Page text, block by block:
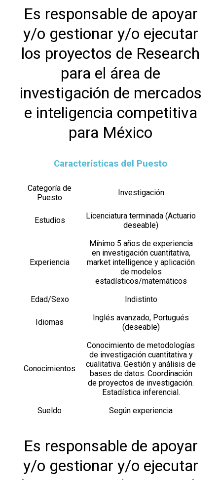
Es responsable de apoyar
y/o gestionar y/o ejecutar
los proyectos de Research
para el área de
investigación de mercados
e inteligencia competitiva
para México
Características del Puesto
Categoría de
Puesto
Investigación
Estudios
Licenciatura terminada (Actuario
deseable)
Experiencia
Mínimo 5 años de experiencia
en investigación cuantitativa,
market intelligence y aplicación
de modelos
estadísticos/matemáticos
Edad/Sexo
Indistinto
Idiomas
Inglés avanzado, Portugués
(deseable)
Conocimientos
Conocimiento de metodologías
de investigación cuantitativa y
cualitativa. Gestión y análisis de
bases de datos. Coordinación
de proyectos de investigación.
Estadística inferencial.
Sueldo
Según experiencia
Es responsable de apoyar
y/o gestionar y/o ejecutar